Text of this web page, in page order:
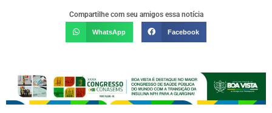
Compartilhe com seu amigos essa notícia
WhatsApp Facebook